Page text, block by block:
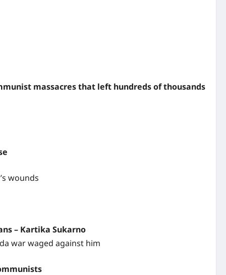
massacres that left hundreds of thousands
wounds
– Kartika Sukarno
war waged against him